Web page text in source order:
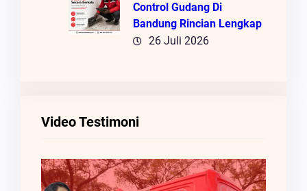
Control Gudang Di
Bandung Rincian Lengkap
26 Juli 2026
Video Testimoni